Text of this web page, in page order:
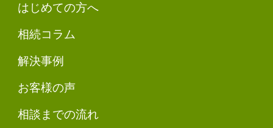
はじめての方へ
相続コラム
解決事例
お客様の声
相談までの流れ